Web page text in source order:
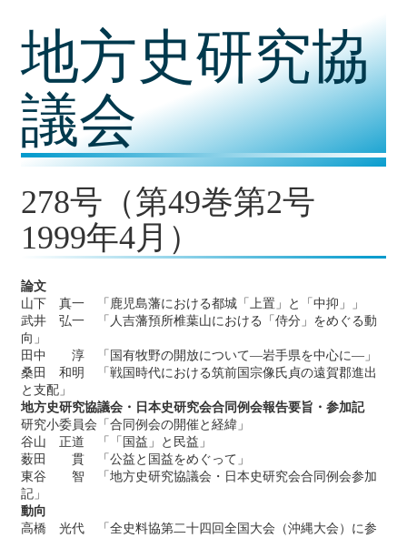
地方史研究協
議会
278号（第49巻第2号
1999年4月）
論文
山下 真一 「鹿児島藩における都城「上置」と「中抑」」
武井 弘一 「人吉藩預所椎葉山における「侍分」をめぐる動
向」
田中 淳 「国有牧野の開放について―岩手県を中心に―」
桑田 和明 「戦国時代における筑前国宗像氏貞の遠賀郡進出
と支配」
地方史研究協議会・日本史研究会合同例会報告要旨・参加記
研究小委員会「合同例会の開催と経緯」
谷山 正道 「「国益」と民益」
薮田 貫 「公益と国益をめぐって」
東谷 智 「地方史研究協議会・日本史研究会合同例会参加
記」
動向
高橋 光代 「全史料協第二十四回全国大会（沖縄大会）に参